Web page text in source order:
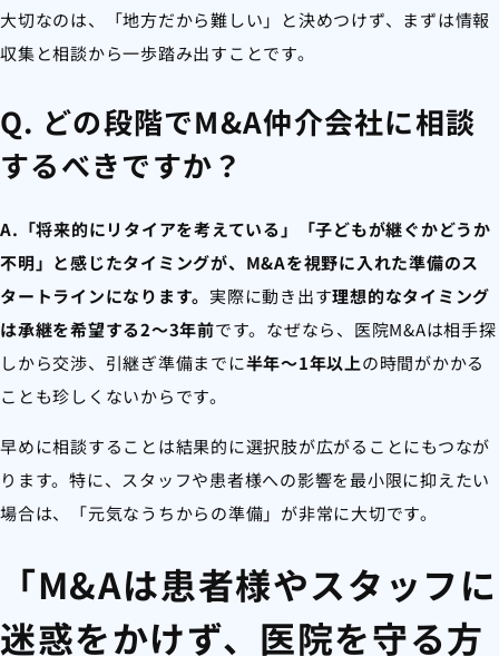
大切なのは、「地方だから難しい」と決めつけず、まずは情報
収集と相談から一歩踏み出すことです。
Q. どの段階でM&A仲介会社に相談
するべきですか？
A.「将来的にリタイアを考えている」「子どもが継ぐかどうか
不明」と感じたタイミングが、M&Aを視野に入れた準備のス
タートラインになります。 実際に動き出す理想的なタイミング
は承継を希望する2〜3年前です。なぜなら、医院M&Aは相手探
しから交渉、引継ぎ準備までに半年〜1年以上の時間がかかる
ことも珍しくないからです。
早めに相談することは結果的に選択肢が広がることにもつなが
ります。特に、スタッフや患者様への影響を最小限に抑えたい
場合は、「元気なうちからの準備」が非常に大切です。
「M&Aは患者様やスタッフに
迷惑をかけず、医院を守る方